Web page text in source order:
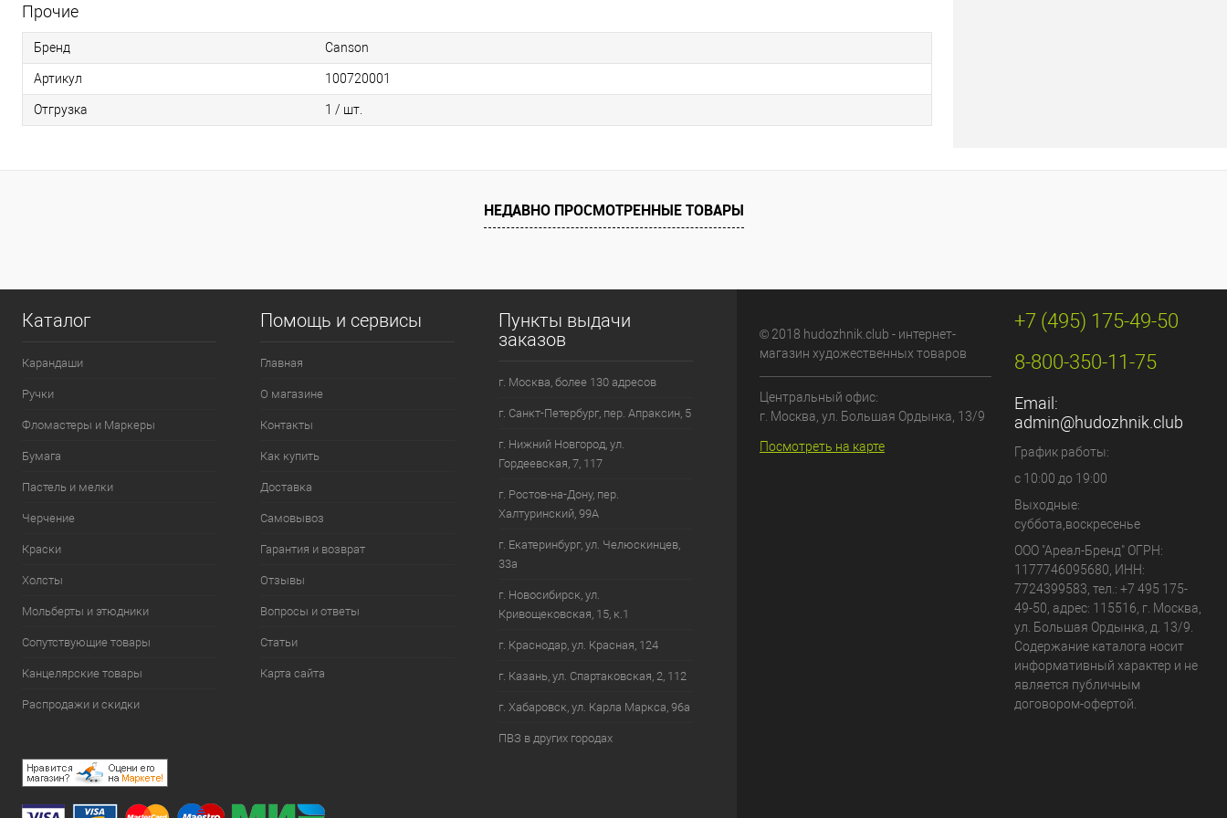
Прочие
Бренд Canson
Артикул 100720001
Отгрузка 1 / шт.
НЕДАВНО ПРОСМОТРЕННЫЕ ТОВАРЫ
Каталог
Карандаши
Ручки
Фломастеры и Маркеры
Бумага
Пастель и мелки
Черчение
Краски
Холсты
Мольберты и этюдники
Сопутствующие товары
Канцелярские товары
Распродажи и скидки
Помощь и сервисы
Главная
О магазине
Контакты
Как купить
Доставка
Самовывоз
Гарантия и возврат
Отзывы
Вопросы и ответы
Статьи
Карта сайта
Пункты выдачи
заказов
г. Москва, более 130 адресов
г. Санкт-Петербург, пер. Апраксин, 5
г. Нижний Новгород, ул.
Гордеевская, 7, 117
г. Ростов-на-Дону, пер.
Халтуринский, 99А
г. Екатеринбург, ул. Челюскинцев,
33а
г. Новосибирск, ул.
Кривощековская, 15, к.1
г. Краснодар, ул. Красная, 124
г. Казань, ул. Спартаковская, 2, 112
г. Хабаровск, ул. Карла Маркса, 96а
ПВЗ в других городах
© 2018 hudozhnik.club - интернет-
магазин художественных товаров
Центральный офис:
г. Москва, ул. Большая Ордынка, 13/9
Посмотреть на карте
+7 (495) 175-49-50
8-800-350-11-75
Email:
admin@hudozhnik.club
График работы:
с 10:00 до 19:00
Выходные:
суббота,воскресенье
ООО "Ареал-Бренд" ОГРН:
1177746095680, ИНН:
7724399583, тел.: +7 495 175-
49-50, адрес: 115516, г. Москва,
ул. Большая Ордынка, д. 13/9.
Содержание каталога носит
информативный характер и не
является публичным
договором-офертой.